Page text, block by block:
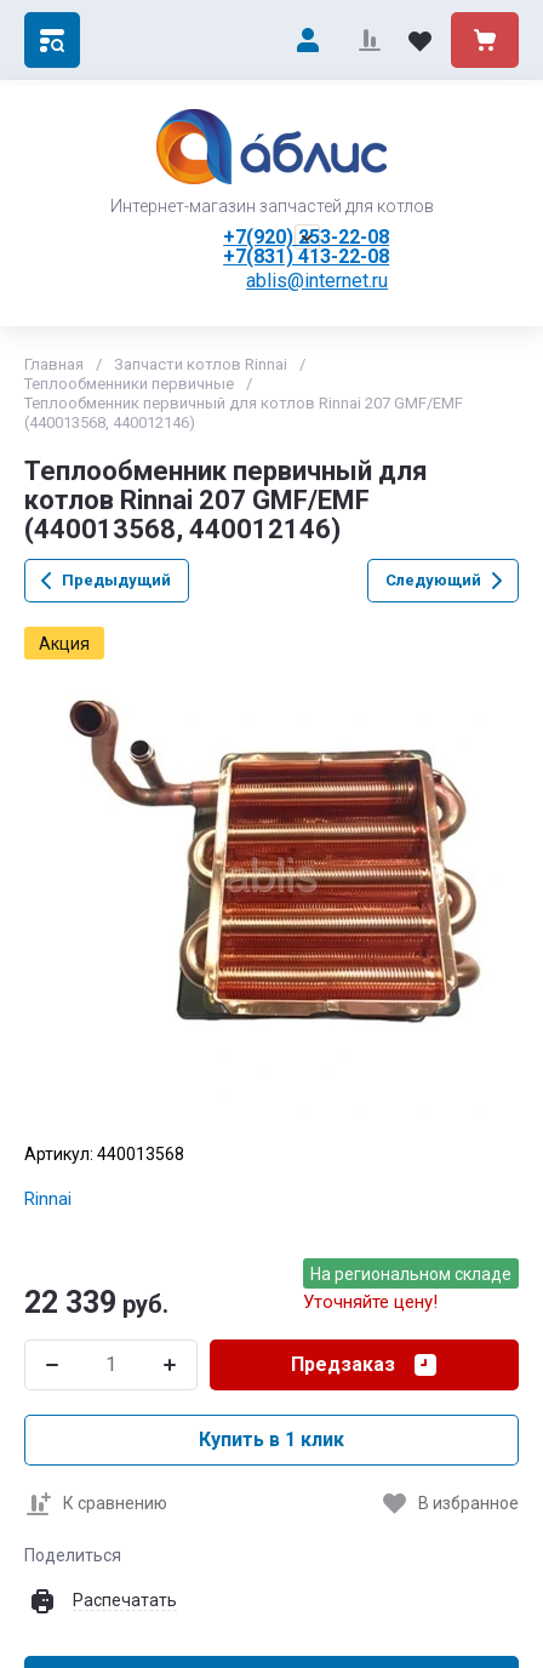
Интернет-магазин запчастей для котлов
+7(920) 253-22-08
+7(831) 413-22-08
ablis@internet.ru
Главная / Запчасти котлов Rinnai
/
Теплообменники первичные
/
Теплообменник первичный для котлов Rinnai 207 GMF/EMF
(440013568, 440012146)
Теплообменник первичный для
котлов Rinnai 207 GMF/EMF
(440013568, 440012146)
Предыдущий Следующий
Акция
Артикул: 440013568
Rinnai
На региональном складе
Уточняйте цену!
22 339 руб.
Предзаказ
Купить в 1 клик
К сравнению В избранное
Поделиться
Распечатать